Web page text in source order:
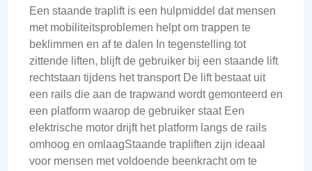
Een staande traplift is een hulpmiddel dat mensen
met mobiliteitsproblemen helpt om trappen te
beklimmen en af te dalen In tegenstelling tot
zittende liften, blijft de gebruiker bij een staande lift
rechtstaan tijdens het transport De lift bestaat uit
een rails die aan de trapwand wordt gemonteerd en
een platform waarop de gebruiker staat Een
elektrische motor drijft het platform langs de rails
omhoog en omlaagStaande trapliften zijn ideaal
voor mensen met voldoende beenkracht om te